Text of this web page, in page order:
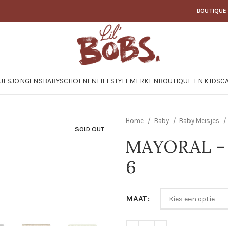
BOUTIQUE
JONGENSBABYSCHOENENLIFESTYLEMERKENBOUTIQUE EN
SOLD OUT
Home Baby Baby Meisjes
MAYORAL
6
MAAT